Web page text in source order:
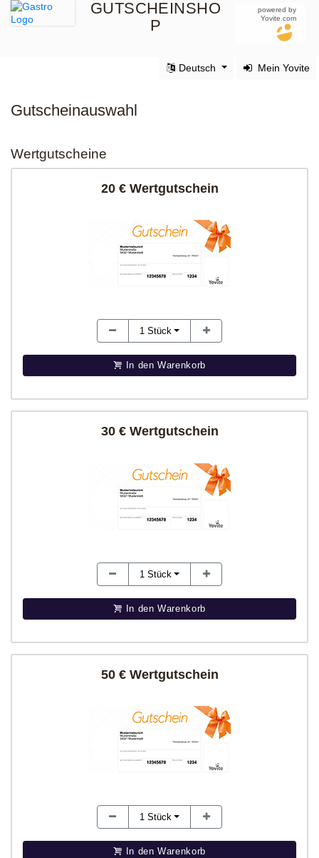
GUTSCHEINSHO
P
powered by
Yovite.com
Mein Yovite
Deutsch
Gutscheinauswahl
Wertgutscheine
20 € Wertgutschein
1 Stück
In den Warenkorb
30 € Wertgutschein
1 Stück
In den Warenkorb
50 € Wertgutschein
1 Stück
In den Warenkorb